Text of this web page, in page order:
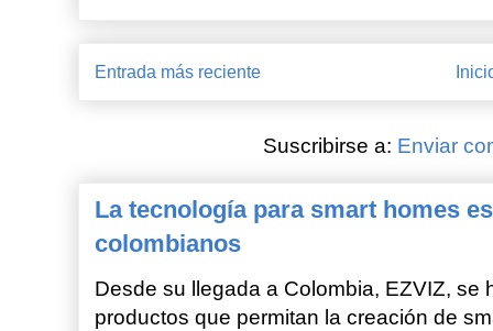
Entrada más reciente
Suscribirse a: Enviar
La tecnología para smart homes
colombianos
Desde su llegada a Colombia, EZVIZ, se
productos que permitan la creación de